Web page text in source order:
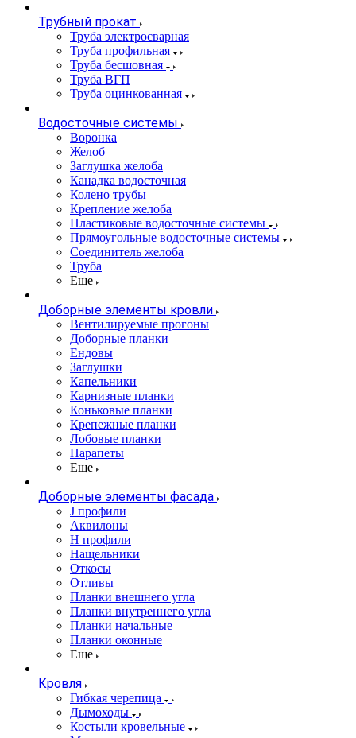
Трубный прокат
Труба электросварная
Труба профильная
Труба бесшовная
Труба ВГП
Труба оцинкованная
Водосточные системы
Воронка
Желоб
Заглушка желоба
Канадка водосточная
Колено трубы
Крепление желоба
Пластиковые водосточные системы
Прямоугольные водосточные системы
Соединитель желоба
Труба
Еще
Доборные элементы кровли
Вентилируемые прогоны
Доборные планки
Ендовы
Заглушки
Капельники
Карнизные планки
Коньковые планки
Крепежные планки
Лобовые планки
Парапеты
Еще
Доборные элементы фасада
J профили
Аквилоны
Н профили
Нащельники
Откосы
Отливы
Планки внешнего угла
Планки внутреннего угла
Планки начальные
Планки оконные
Еще
Кровля
Гибкая черепица
Дымоходы
Костыли кровельные